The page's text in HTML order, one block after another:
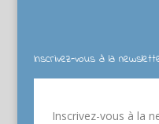
Inscrivez-vous à la
Inscrivez-vous à la